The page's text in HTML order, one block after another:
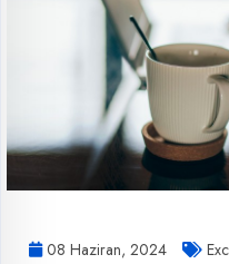
08 Haziran, 2024